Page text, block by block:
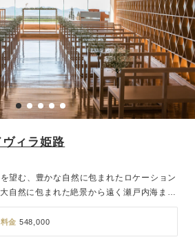
ィラ姫路
望む、豊かな自然に包まれたロケーション
自然に包まれた絶景から遠く瀬戸内海まで
。1日1組の貸切で、自然光がたくさん降
が目の前に広がる夜の時間も雄大な絶景を
幸せな余韻に浸りながらの宿泊付ウエデ
金 548,000